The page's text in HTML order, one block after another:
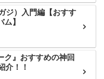
ジ）入門編【おすす
】
ク』おすすめの神回
介！！